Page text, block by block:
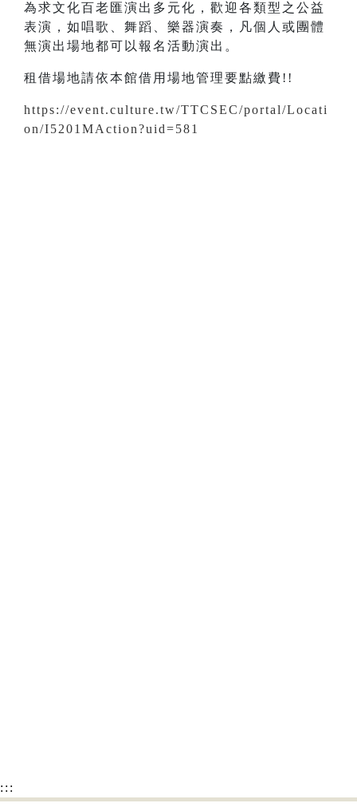
為求文化百老匯演出多元化，歡迎各類型之公益
表演，如唱歌、舞蹈、樂器演奏，凡個人或團體
無演出場地都可以報名活動演出。
租借場地請依本館借用場地管理要點繳費!!
https://event.culture.tw/TTCSEC/portal/Locati
on/I5201MAction?uid=581
:::